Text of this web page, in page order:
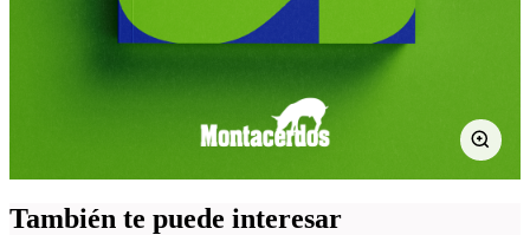
También te puede interesar